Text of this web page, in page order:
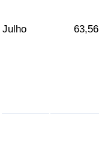
Julho 63,56